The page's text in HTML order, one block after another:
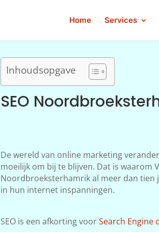
Home Services
Inhoudsopgave
SEO
De wereld van online marketing
moeilijk om bij te blijven. Dat is waarom
Noordbroeksterhamrik al meer dan tien
in hun internet inspanningen.
SEO is een afkorting voorSearch Engine